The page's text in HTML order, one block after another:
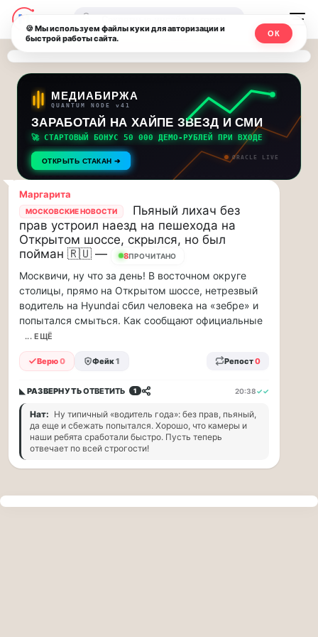
Последние
новости
и
обновления
потока:
Друзья,
приглашаем
на
музыкальную
прогулку
по
Москве
Чайковского!…
приглашаем
на
музыкальную
прогулку
по
Москве
Чайковского!
|
16:00
Петр
Ильич
Чайковский
—
из
самых
Москвичи.net
—
Главный
столичный
чат-
мессенджер,
новости
и
инсайды
Москвы
🔍
МЕДИАБИРЖА
QUANTUM NODE v41
ЗАРАБОТАЙ НА ХАЙПЕ ЗВЕЗД И СМИ
🚀 СТАРТОВЫЙ БОНУС 50 000 ДЕМО-РУБЛЕЙ ПРИ ВХОДЕ
ОТКРЫТЬ СТАКАН ➔ ORACLE LIVE
Маргарита
МОСКОВСКИЕ НОВОСТИ
Пьяный лихач без
прав устроил наезд на пешехода на
Открытом шоссе, скрылся, но был
пойман 🇷🇺 —
8ПРОЧИТАНО
Москвичи, ну что за день! В восточном округе
столицы, прямо на Открытом шоссе, нетрезвый
водитель на Hyundai сбил человека на «зебре» и
попытался смыться. Как сообщают официальные
... ЕЩЁ
Верю0 Фейк1 Репост0
◣ РАЗВЕРНУТЬОТВЕТИТЬ 1 20:38✓✓
Нат: Ну типичный «водитель года»: без прав, пьяный,
да еще и сбежать попытался. Хорошо, что камеры и
наши ребята сработали быстро. Пусть теперь
отвечает по всей строгости!
🍪 Мы используем файлы куки для авторизации и
быстрой работы сайта.
ОК